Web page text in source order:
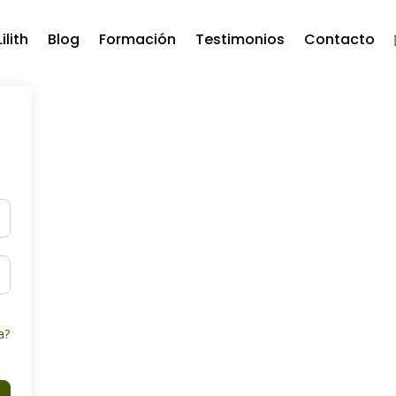
Blog Formación Testimonios Contacto